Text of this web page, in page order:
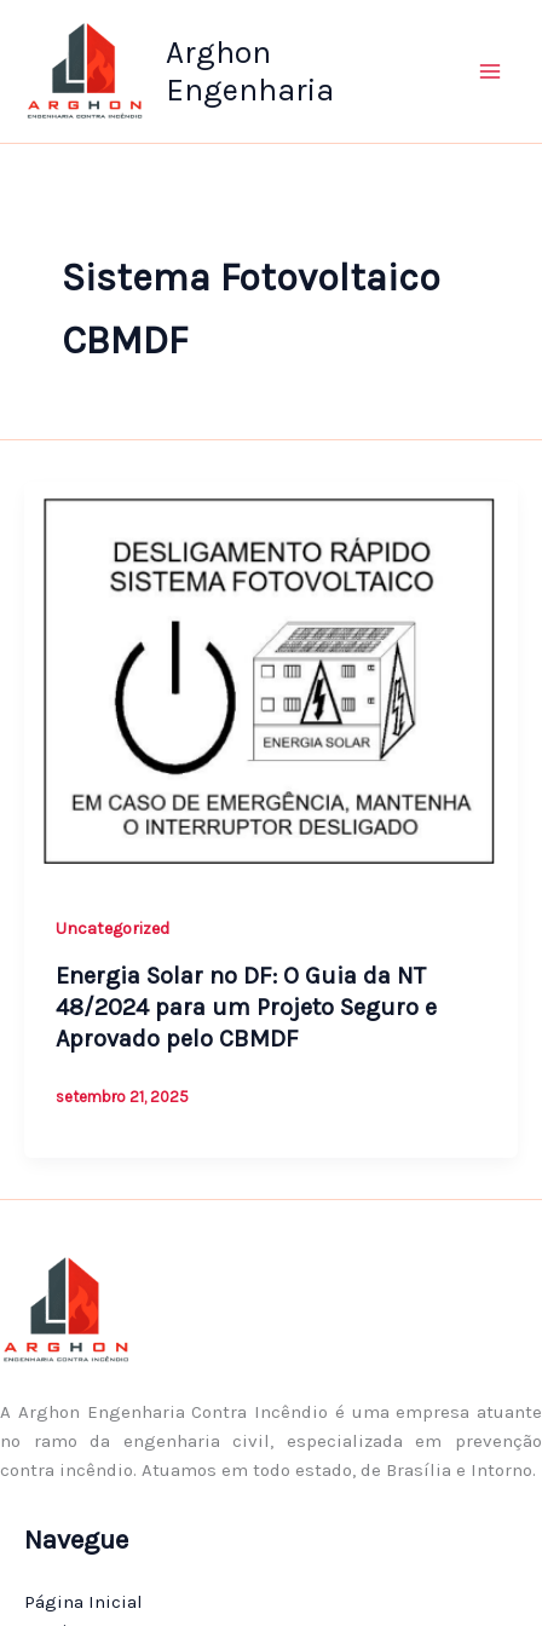
conteúdo
Arghon
Engenharia
Sistema Fotovoltaico
CBMDF
Uncategorized
Energia Solar no DF: O Guia da NT
48/2024 para um Projeto Seguro e
Aprovado pelo CBMDF
setembro 21, 2025
A Arghon Engenharia Contra Incêndio é uma empresa atuante
no ramo da engenharia civil, especializada em prevenção
contra incêndio. Atuamos em todo estado, de Brasília e Intorno.
Navegue
Página Inicial